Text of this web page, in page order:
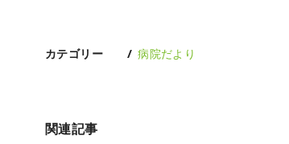
カテゴリー 病院だより
関連記事